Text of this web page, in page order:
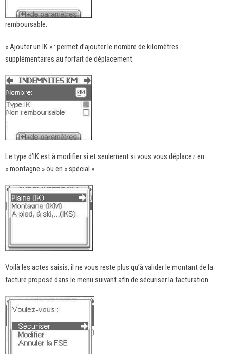
remboursable.
« Ajouter un IK » : permet d’ajouter le nombre de kilomètres
supplémentaires au forfait de déplacement.
Le type d’IK est à modifier si et seulement si vous vous déplacez en
« montagne » ou en « spécial ».
Voilà les actes saisis, il ne vous reste plus qu’à valider le montant de la
facture proposé dans le menu suivant afin de sécuriser la facturation.